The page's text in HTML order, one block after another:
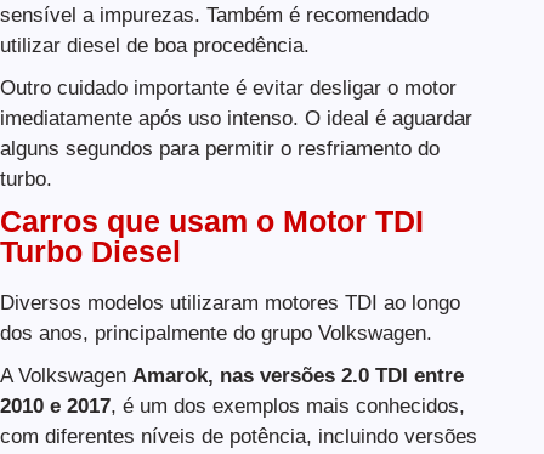
sensível a impurezas. Também é recomendado
utilizar diesel de boa procedência.
Outro cuidado importante é evitar desligar o motor
imediatamente após uso intenso. O ideal é aguardar
alguns segundos para permitir o resfriamento do
turbo.
Carros que usam o Motor TDI
Turbo Diesel
Diversos modelos utilizaram motores TDI ao longo
dos anos, principalmente do grupo Volkswagen.
A Volkswagen Amarok, nas versões 2.0 TDI entre
2010 e 2017, é um dos exemplos mais conhecidos,
com diferentes níveis de potência, incluindo versões